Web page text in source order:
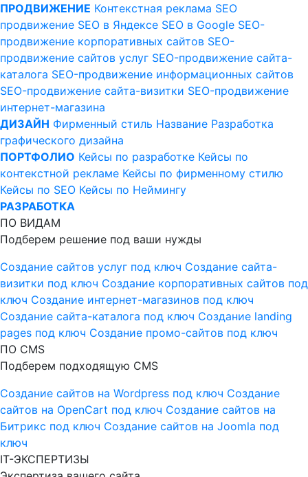
ПРОДВИЖЕНИЕ Контекстная реклама SEO
продвижение SEO в Яндексе SEO в Google SEO-
продвижение корпоративных сайтов SEO-
продвижение сайтов услуг SEO-продвижение сайта-
каталога SEO-продвижение информационных сайтов
SEO-продвижение сайта-визитки SEO-продвижение
интернет-магазина
ДИЗАЙН Фирменный стиль Название Разработка
графического дизайна
ПОРТФОЛИО Кейсы по разработке Кейсы по
контекстной рекламе Кейсы по фирменному стилю
Кейсы по SEO Кейсы по Неймингу
РАЗРАБОТКА
ПО ВИДАМ
Подберем решение под ваши нужды
Создание сайтов услуг под ключ Создание сайта-
визитки под ключ Создание корпоративных сайтов под
ключ Создание интернет-магазинов под ключ
Создание сайта-каталога под ключ Создание landing
pages под ключ Создание промо-сайтов под ключ
ПО CMS
Подберем подходящую CMS
Создание сайтов на Wordpress под ключ Создание
сайтов на OpenCart под ключ Создание сайтов на
Битрикс под ключ Создание сайтов на Joomla под
ключ
IT-ЭКСПЕРТИЗЫ